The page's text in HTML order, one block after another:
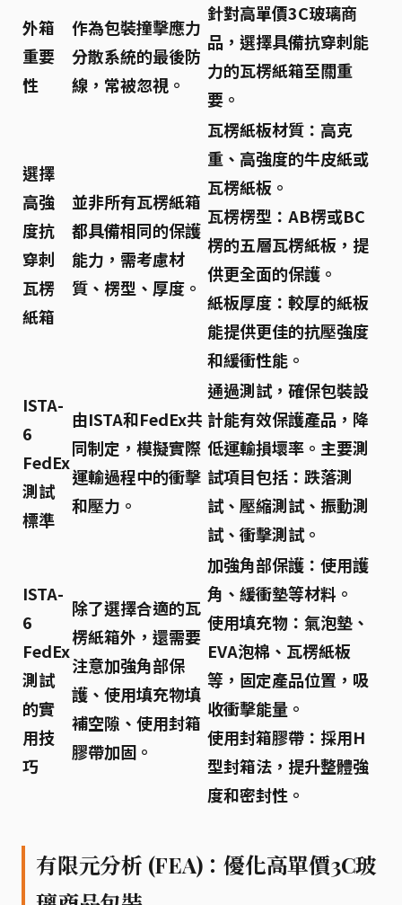
外箱
重要
性
作為包裝撞擊應力
分散系統的最後防
線，常被忽視。
針對高單價3C玻璃商
品，選擇具備抗穿刺能
力的瓦楞紙箱至關重
要。
選擇
高強
度抗
穿刺
瓦楞
紙箱
並非所有瓦楞紙箱
都具備相同的保護
能力，需考慮材
質、楞型、厚度。
瓦楞紙板材質： 高克
重、高強度的牛皮紙或
瓦楞紙板。
瓦楞楞型： AB楞或BC
楞的五層瓦楞紙板，提
供更全面的保護。
紙板厚度： 較厚的紙板
能提供更佳的抗壓強度
和緩衝性能。
ISTA-
6
FedEx
測試
標準
由ISTA和FedEx共
同制定，模擬實際
運輸過程中的衝擊
和壓力。
通過測試，確保包裝設
計能有效保護產品，降
低運輸損壞率。主要測
試項目包括：跌落測
試、壓縮測試、振動測
試、衝擊測試。
ISTA-
6
FedEx
測試
的實
用技
巧
除了選擇合適的瓦
楞紙箱外，還需要
注意加強角部保
護、使用填充物填
補空隙、使用封箱
膠帶加固。
加強角部保護： 使用護
角、緩衝墊等材料。
使用填充物： 氣泡墊、
EVA泡棉、瓦楞紙板
等，固定產品位置，吸
收衝擊能量。
使用封箱膠帶： 採用H
型封箱法，提升整體強
度和密封性。
有限元分析 (FEA)：優化高單價3C玻